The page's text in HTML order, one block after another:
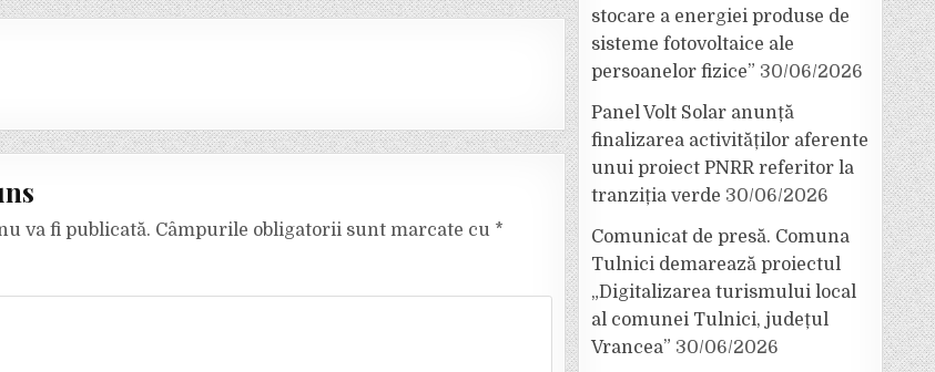
va fi publicată. Câmpurile obligatorii sunt marcate cu *
stocare a energiei produse de
sisteme fotovoltaice ale
persoanelor fizice” 30/06/2026
Panel Volt Solar anunță
finalizarea activităților aferente
unui proiect PNRR referitor la
tranziția verde 30/06/2026
Comunicat de presă. Comuna
Tulnici demarează proiectul
„Digitalizarea turismului local
al comunei Tulnici, județul
Vrancea” 30/06/2026